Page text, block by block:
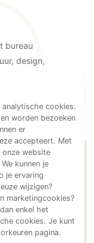
bureau
design,
cookies.
worden bezoeken
er
accepteert. Met
onze website
kunnen je
je ervaring
wijzigen?
marketingcookies?
enkel het
cookies. Je kunt
pagina.